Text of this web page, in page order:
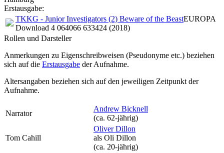
Erstausgabe:
TKKG - Junior Investigators (2) Beware of the BeastEUROPA
Download 4 064066 633424 (2018)
Rollen und Darsteller
Anmerkungen zu Eigenschreibweisen (Pseudonyme etc.) beziehen
sich auf die Erstausgabe der Aufnahme.
Altersangaben beziehen sich auf den jeweiligen Zeitpunkt der
Aufnahme.
Narrator
Andrew Bicknell
(ca. 62‑jährig)
Tom Cahill
Oliver Dillon
als Oli Dillon
(ca. 20‑jährig)